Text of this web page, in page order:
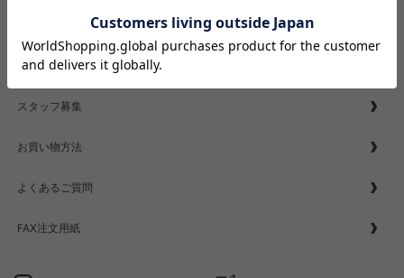
店舗紹介
スタッフ募集
お買い物方法
よくあるご質問
FAX注文用紙